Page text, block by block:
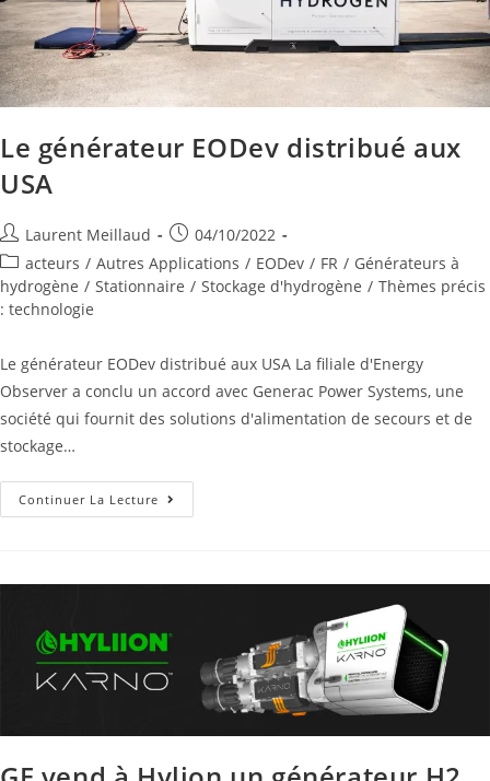
Le générateur EODev distribué aux
USA
Laurent Meillaud
04/10/2022
acteurs / Autres Applications / EODev / FR / Générateurs à
hydrogène / Stationnaire / Stockage d'hydrogène / Thèmes précis
: technologie
Le générateur EODev distribué aux USA La filiale d'Energy
Observer a conclu un accord avec Generac Power Systems, une
société qui fournit des solutions d'alimentation de secours et de
stockage…
Continuer La Lecture